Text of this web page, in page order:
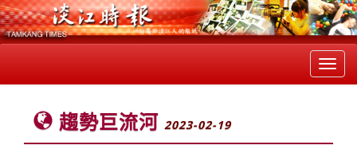
趨勢巨流河 2023-02-19